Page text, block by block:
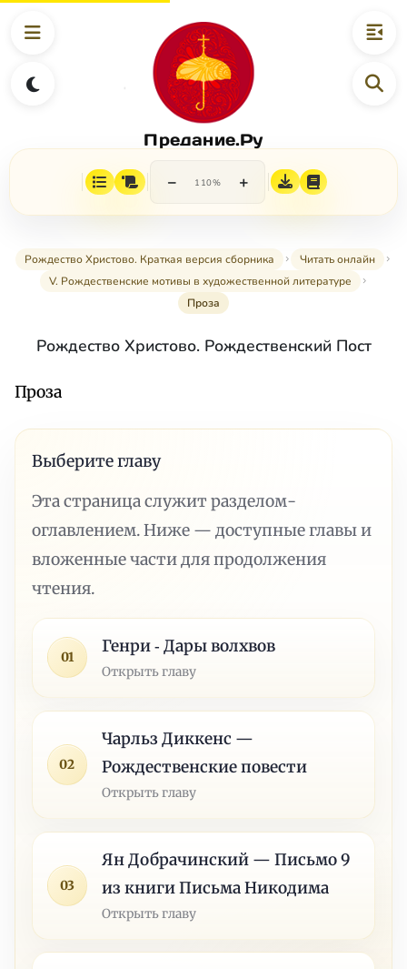
Предание.Ру
− 110% +
Рождество Христово. Краткая версия сборника
Читать онлайн
V. Рождественские мотивы в художественной литературе
Проза
Рождество Христово. Рождественский Пост
Проза
Выберите главу
Эта страница служит разделом-
оглавлением. Ниже — доступные главы и
вложенные части для продолжения
чтения.
01
Генри ‑ Дары волхвов
Открыть главу
02
Чарльз Диккенс —
Рождественские повести
Открыть главу
03
Ян Добрачинский — Письмо 9
из книги Письма Никодима
Открыть главу